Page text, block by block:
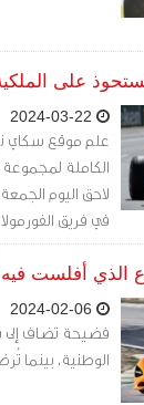
على الملكية
علم موقع سكاي
الكاملة
لاحق اليوم
في فريق الفورمولا 1.
فيه «أوال الخليج»
فضيحة تضاف إلى
الوطنية، بينما